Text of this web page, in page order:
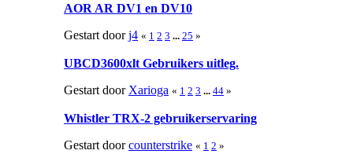
AOR AR DV1 en DV10
Gestart doorj4 « 1 2 3 ... 25 »
UBCD3600xlt Gebruikers uitleg.
Gestart door Xarioga « 1 2 3 ... 44 »
Whistler TRX-2 gebruikerservaring
Gestart doorcounterstrike « 1 2 »